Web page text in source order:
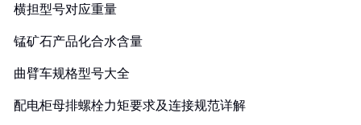
横担型号对应重量
锰矿石产品化合水含量
曲臂车规格型号大全
配电柜母排螺栓力矩要求及连接规范详解